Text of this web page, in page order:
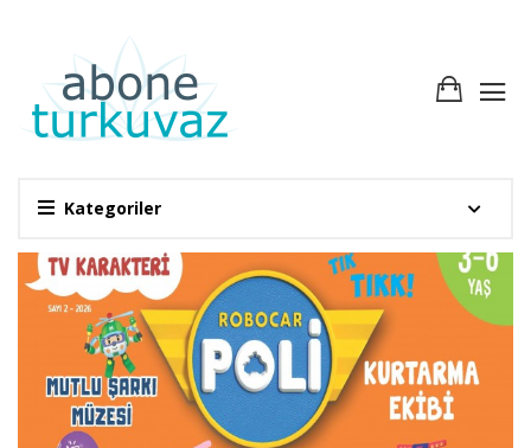
Kategoriler